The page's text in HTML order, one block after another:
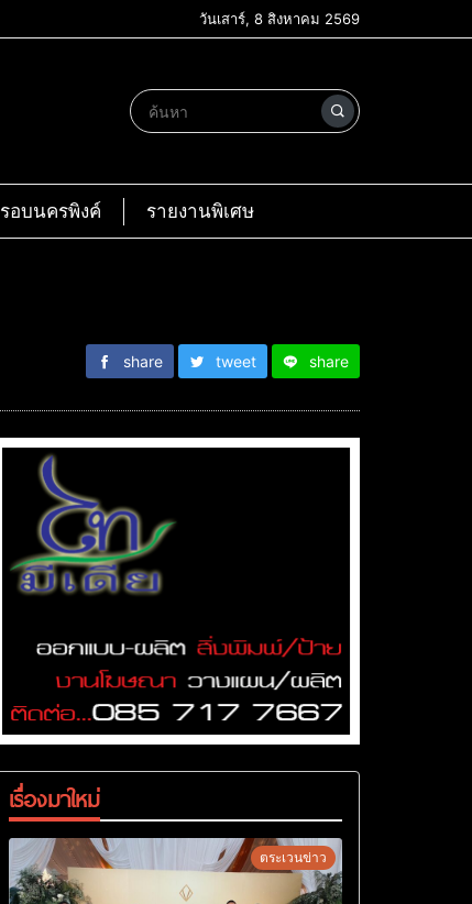
วันเสาร์, 8 สิงหาคม 2569
รอบนครพิงค์ รายงานพิเศษ
share tweet share
เรื่องมาใหม่
ตระเวนข่าว